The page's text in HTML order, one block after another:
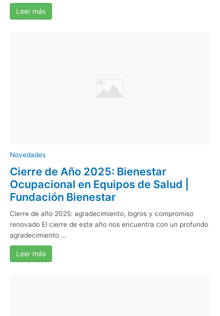
Leer más
Novedades
Cierre de Año 2025: Bienestar
Ocupacional en Equipos de Salud |
Fundación Bienestar
Cierre de año 2025: agradecimiento, logros y compromiso
renovado El cierre de este año nos encuentra con un profundo
agradecimiento ...
Leer más